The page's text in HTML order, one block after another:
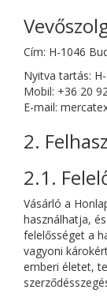
Cím: H-1046
Nyitva tartás:
Mobil: +36 20
E-mail:
2.
2.1.
Vásárló a
használhatja,
felelősséget a
vagyoni
emberi életet,